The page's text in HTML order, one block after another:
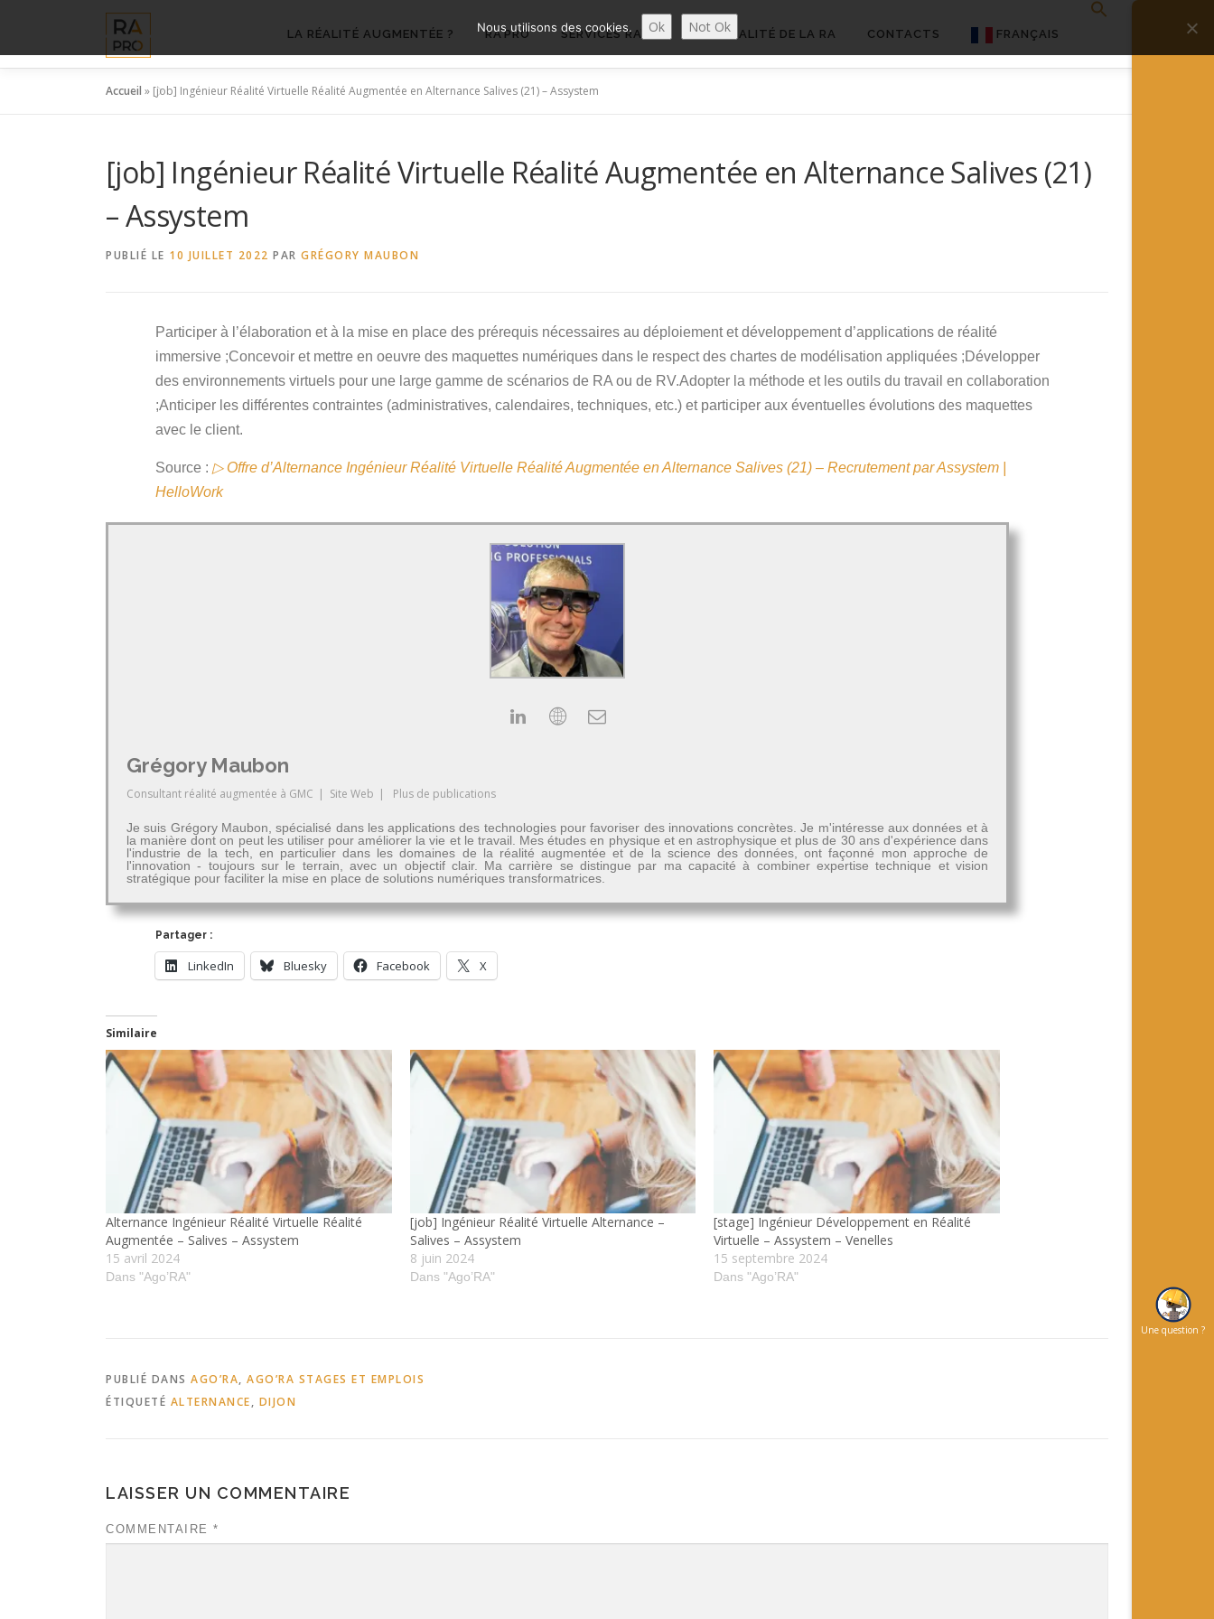
contenu
LA RÉALITÉ AUGMENTÉE ? RA’PRO SERVICES RA’PRO ACTUALITÉ DE LA RA CONTACTS FRANÇAIS
Deutsch
Accueil » [job] Ingénieur Réalité Virtuelle Réalité Augmentée en Alternance Salives (21) – Assystem
[job] Ingénieur Réalité Virtuelle Réalité Augmentée en Alternance Salives (21)
– Assystem
PUBLIÉ LE 10 JUILLET 2022 PAR GRÉGORY MAUBON
Participer à l’élaboration et à la mise en place des prérequis nécessaires au déploiement et développement d’applications de réalité
immersive ;Concevoir et mettre en oeuvre des maquettes numériques dans le respect des chartes de modélisation appliquées ;Développer
des environnements virtuels pour une large gamme de scénarios de RA ou de RV.Adopter la méthode et les outils du travail en collaboration
;Anticiper les différentes contraintes (administratives, calendaires, techniques, etc.) et participer aux éventuelles évolutions des maquettes
avec le client.
Source : ▷ Offre d’Alternance Ingénieur Réalité Virtuelle Réalité Augmentée en Alternance Salives (21) – Recrutement par Assystem |
HelloWork
Grégory Maubon
Consultant réalité augmentée à GMC | Site Web | Plus de publications
Je suis Grégory Maubon, spécialisé dans les applications des technologies pour favoriser des innovations concrètes. Je m'intéresse aux données et à
la manière dont on peut les utiliser pour améliorer la vie et le travail. Mes études en physique et en astrophysique et plus de 30 ans d'expérience dans
l'industrie de la tech, en particulier dans les domaines de la réalité augmentée et de la science des données, ont façonné mon approche de
l'innovation - toujours sur le terrain, avec un objectif clair. Ma carrière se distingue par ma capacité à combiner expertise technique et vision
stratégique pour faciliter la mise en place de solutions numériques transformatrices.
Partager :
LinkedIn Bluesky Facebook X
Similaire
Alternance Ingénieur Réalité Virtuelle Réalité
Augmentée – Salives – Assystem
15 avril 2024
Dans "Ago’RA"
[job] Ingénieur Réalité Virtuelle Alternance –
Salives – Assystem
8 juin 2024
Dans "Ago’RA"
[stage] Ingénieur Développement en Réalité
Virtuelle – Assystem – Venelles
15 septembre 2024
Dans "Ago’RA"
PUBLIÉ DANS AGO’RA, AGO’RA STAGES ET EMPLOIS
ÉTIQUETÉ ALTERNANCE, DIJON
LAISSER UN COMMENTAIRE
COMMENTAIRE *
Une question ?
Nous utilisons des cookies. Ok Not Ok